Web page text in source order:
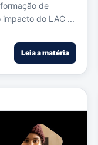
de
impacto do LAC ...
Leia a matéria